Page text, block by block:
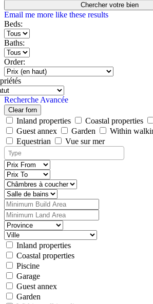
Chercher votre bien
Email me more like these results
Beds:
Baths:
Order:
Recherche Avancée
Clear forn
Inland properties Coastal properties
Guest annex
Garden
Within
Equestrian
Vue sur mer
Inland properties
Coastal properties
Piscine
Garage
Guest annex
Garden